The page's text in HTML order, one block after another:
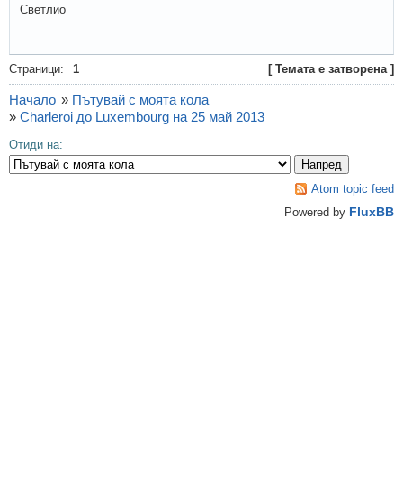
Светлио
Страници: 1 [ Темата е затворена ]
Начало » Пътувай с моята кола
» Charleroi до Luxembourg на 25 май 2013
Отиди на:
Atom topic feed
Powered by FluxBB